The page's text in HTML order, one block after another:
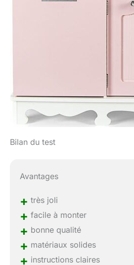
Bilan du test
Avantages
+ très joli
+ facile à monter
+ bonne qualité
+ matériaux solides
+ instructions claires